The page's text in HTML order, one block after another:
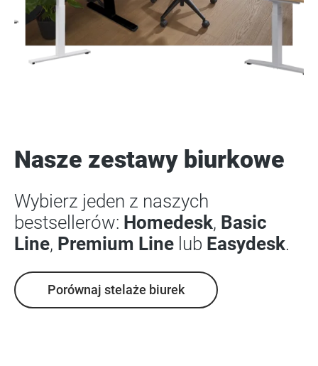
Nasze zestawy biurkowe
Wybierz jeden z naszych
bestsellerów: Homedesk, Basic
Line, Premium Line lub Easydesk.
Porównaj stelaże biurek